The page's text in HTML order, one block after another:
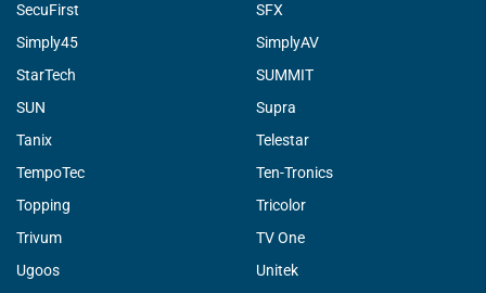
SecuFirst
SFX
Simply45
SimplyAV
StarTech
SUMMIT
SUN
Supra
Tanix
Telestar
TempoTec
Ten-Tronics
Topping
Tricolor
Trivum
TV One
Ugoos
Unitek